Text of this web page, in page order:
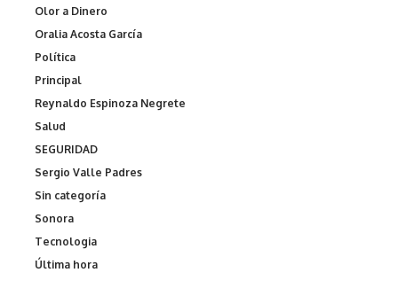
Olor a Dinero
Oralia Acosta García
Política
Principal
Reynaldo Espinoza Negrete
Salud
SEGURIDAD
Sergio Valle Padres
Sin categoría
Sonora
Tecnologia
Última hora